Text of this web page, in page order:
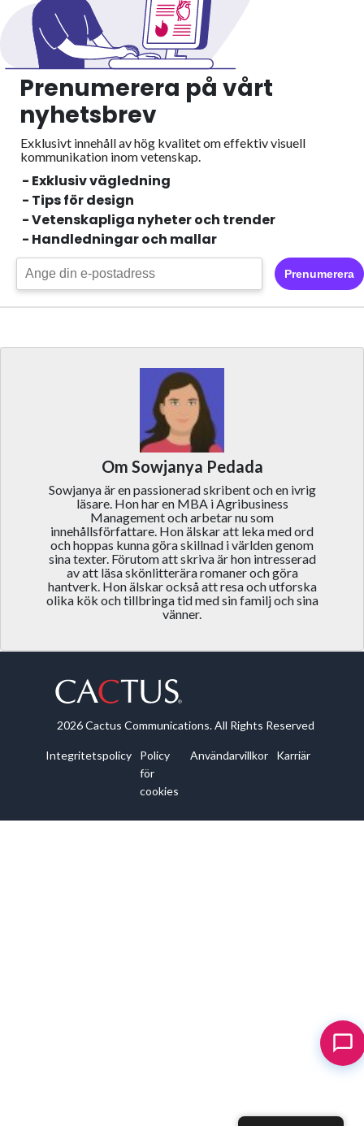
Prenumerera på vårt
nyhetsbrev
Exklusivt innehåll av hög kvalitet om effektiv visuell
kommunikation inom vetenskap.
- Exklusiv vägledning
- Tips för design
- Vetenskapliga nyheter och trender
- Handledningar och mallar
Prenumerera
Om Sowjanya Pedada
Sowjanya är en passionerad skribent och en ivrig
läsare. Hon har en MBA i Agribusiness
Management och arbetar nu som
innehållsförfattare. Hon älskar att leka med ord
och hoppas kunna göra skillnad i världen genom
sina texter. Förutom att skriva är hon intresserad
av att läsa skönlitterära romaner och göra
hantverk. Hon älskar också att resa och utforska
olika kök och tillbringa tid med sin familj och sina
vänner.
2026 Cactus Communications. All Rights Reserved
Integritetspolicy
Policy
för
cookies
Användarvillkor Karriär